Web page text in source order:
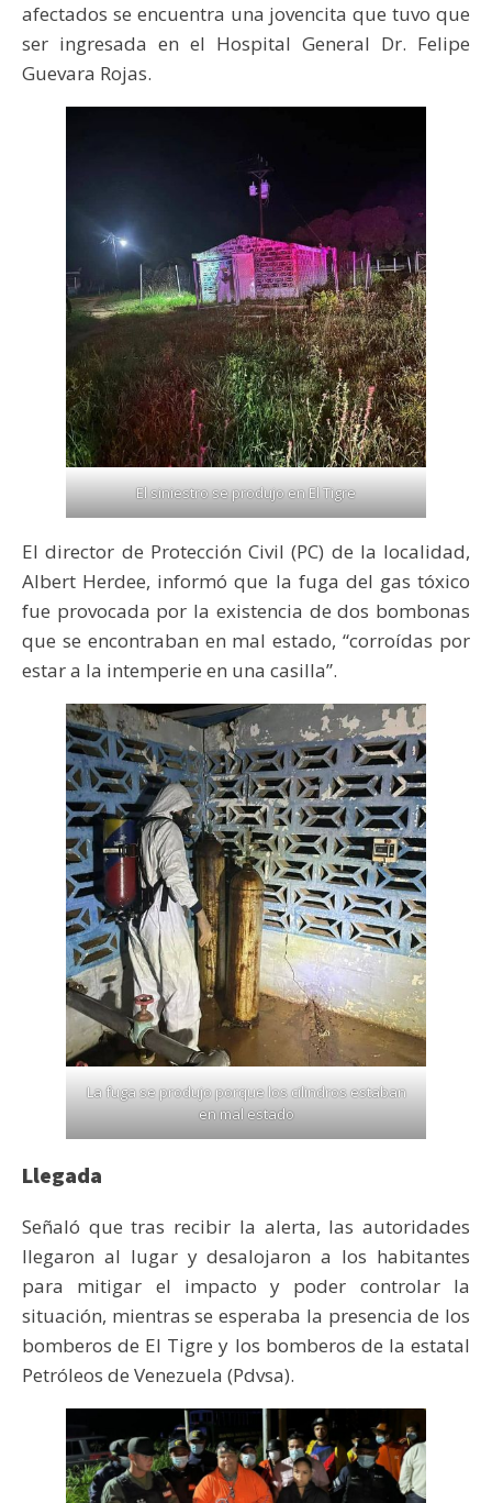
afectados se encuentra una jovencita que tuvo que
ser ingresada en el Hospital General Dr. Felipe
Guevara Rojas.
El siniestro se produjo en El Tigre
El director de Protección Civil (PC) de la localidad,
Albert Herdee, informó que la fuga del gas tóxico
fue provocada por la existencia de dos bombonas
que se encontraban en mal estado, “corroídas por
estar a la intemperie en una casilla”.
La fuga se produjo porque los cilindros estaban
en mal estado
Llegada
Señaló que tras recibir la alerta, las autoridades
llegaron al lugar y desalojaron a los habitantes
para mitigar el impacto y poder controlar la
situación, mientras se esperaba la presencia de los
bomberos de El Tigre y los bomberos de la estatal
Petróleos de Venezuela (Pdvsa).